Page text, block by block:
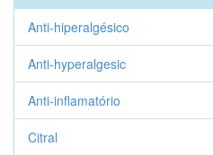
Anti-hiperalgésico
Anti-hyperalgesic
Anti-inflamatório
Citral